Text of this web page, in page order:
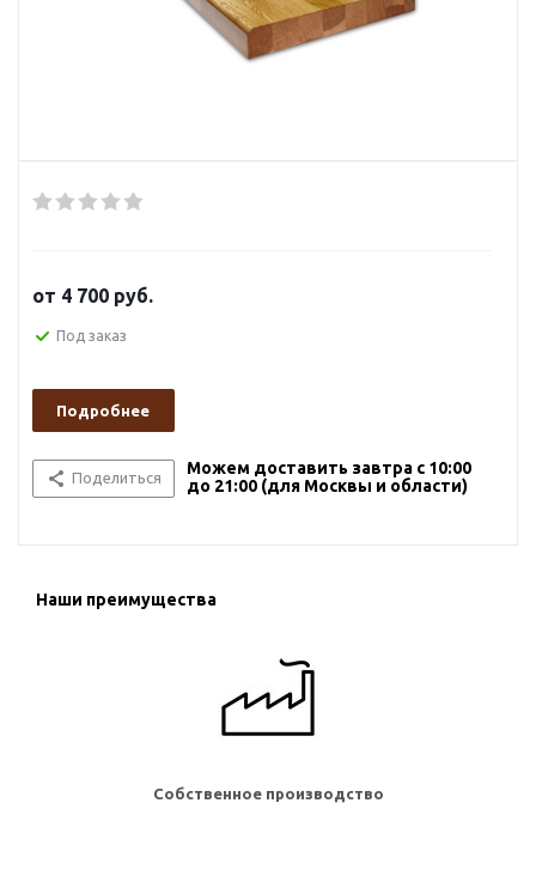
от 4 700 руб.
Под заказ
Подробнее
Поделиться
Можем доставить завтра с 10:00
до 21:00 (для Москвы и области)
Наши преимущества
Собственное производство